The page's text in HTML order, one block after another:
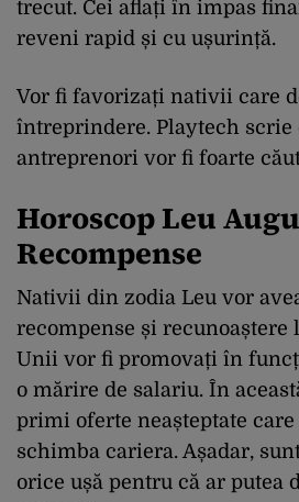
trecut. Cei aflați în impas
reveni rapid și cu ușurință.
Vor fi favorizați nativii care
întreprindere. Playtech scrie
antreprenori vor fi foarte
Horoscop Leu
Recompense
Nativii din zodia Leu vor
recompense și recunoaștere
Unii vor fi promovați în
o mărire de salariu. În
primi oferte neașteptate care
schimba cariera. Așadar,
orice ușă pentru că ar putea